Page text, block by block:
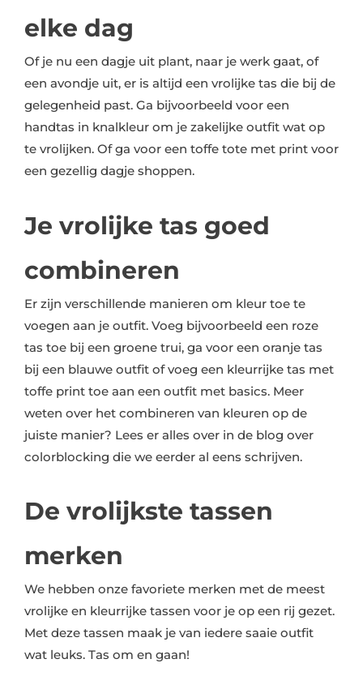
elke dag
Of je nu een dagje uit plant, naar je werk gaat, of
een avondje uit, er is altijd een vrolijke tas die bij de
gelegenheid past. Ga bijvoorbeeld voor een
handtas in knalkleur om je zakelijke outfit wat op
te vrolijken. Of ga voor een toffe tote met print voor
een gezellig dagje shoppen.
Je vrolijke tas goed
combineren
Er zijn verschillende manieren om kleur toe te
voegen aan je outfit. Voeg bijvoorbeeld een roze
tas toe bij een groene trui, ga voor een oranje tas
bij een blauwe outfit of voeg een kleurrijke tas met
toffe print toe aan een outfit met basics. Meer
weten over het combineren van kleuren op de
juiste manier? Lees er alles over in de blog over
colorblocking die we eerder al eens schrijven.
De vrolijkste tassen
merken
We hebben onze favoriete merken met de meest
vrolijke en kleurrijke tassen voor je op een rij gezet.
Met deze tassen maak je van iedere saaie outfit
wat leuks. Tas om en gaan!